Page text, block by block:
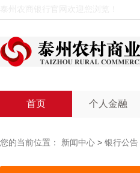
首页 个人金融
您的当前位置： 新闻中心 > 银行公告